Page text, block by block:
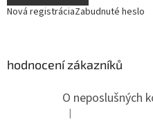
Nová registráciaZabudnuté heslo
hodnocení zákazníků
Hodnotenie produktu
|